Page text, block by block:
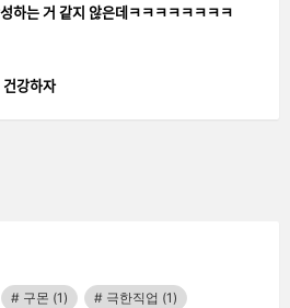
거 같지 않은데ㅋㅋㅋㅋㅋㅋㅋㅋ
구몬 (1) 극한직업 (1)